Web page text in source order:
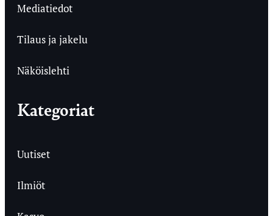
Mediatiedot
Tilaus ja jakelu
Näköislehti
Kategoriat
Uutiset
Ilmiöt